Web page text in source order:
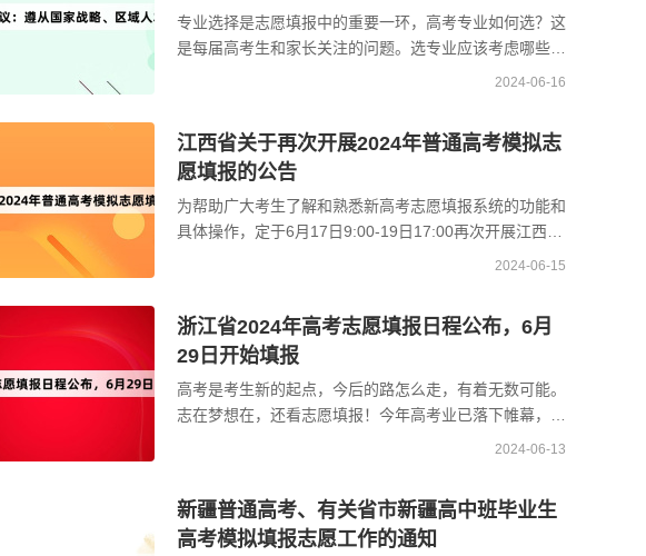
专业选择是志愿填报中的重要一环，高考专业如何选？这
是每届高考生和家长关注的问题。选专业应该考虑哪些因
素？学生该如何选择适合自己的专业？选专业因人而异，
2024-06-16
江西省关于再次开展2024年普通高考模拟志
愿填报的公告
为帮助广大考生了解和熟悉新高考志愿填报系统的功能和
具体操作，定于6月17日9:00-19日17:00再次开展江西省
2024年普通高考模拟志愿填报。所有参加我省2024年普
2024-06-15
浙江省2024年高考志愿填报日程公布，6月
29日开始填报
高考是考生新的起点，今后的路怎么走，有着无数可能。
志在梦想在，还看志愿填报！今年高考业已落下帷幕，志
愿填报随即提上日程。我省首轮志愿填报将于6月292024-06-13
新疆普通高考、有关省市新疆高中班毕业生
高考模拟填报志愿工作的通知